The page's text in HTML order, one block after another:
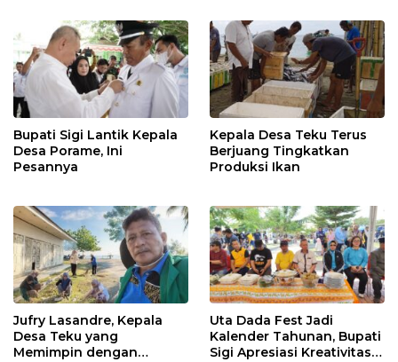
Bupati Sigi Lantik Kepala
Desa Porame, Ini
Pesannya
Kepala Desa Teku Terus
Berjuang Tingkatkan
Produksi Ikan
Jufry Lasandre, Kepala
Desa Teku yang
Memimpin dengan
Uta Dada Fest Jadi
Kalender Tahunan, Bupati
Sigi Apresiasi Kreativitas